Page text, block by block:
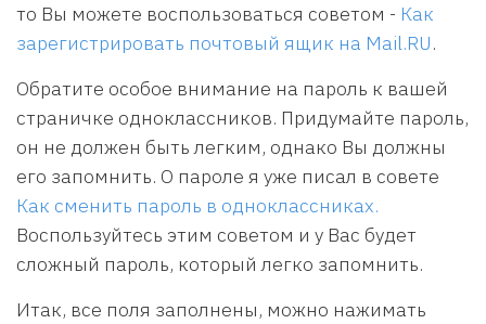
то Вы можете воспользоваться советом - Как
зарегистрировать почтовый ящик на Mail.RU.
Обратите особое внимание на пароль к вашей
страничке одноклассников. Придумайте пароль,
он не должен быть легким, однако Вы должны
его запомнить. О пароле я уже писал в совете
Как сменить пароль в одноклассниках.
Воспользуйтесь этим советом и у Вас будет
сложный пароль, который легко запомнить.
Итак, все поля заполнены, можно нажимать